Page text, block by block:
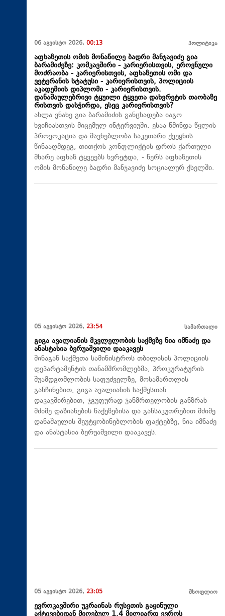
06 აგვისტო 2026, 00:13 პოლიტიკა
აფხაზეთის ომის მონაწილე ბადრი მანჯავიძე გია
ბარამიძეზე: კომკავშირი - კარიერისთვის, ეროვნული
მოძრაობა - კარიერისთვის, აფხაზეთის ომი და
ვეტერანის სტატუსი - კარიერისთვის, პოლიციის
აკადემიის დიპლომი - კარიერისთვის.
დანაშაულებრივი ტყუილი ტყვეთა დახვრეტის თაობაზე
რისთვის დასჭირდა, ესეც კარიერისთვის?
ახლა ვნახე გია ბარამიძის განცხადება იაგო
ხვიჩიასთვის მიცემულ ინტერვიუში. ესაა წმინდა წყლის
პროვოკაცია და მავნებლობა საკუთარი ქვეყნის
წინააღმდეგ, თითქოს კონფლიქტის დროს ქართული
მხარე აფხაზ ტყვეებს ხვრეტდა, - წერს აფხაზეთის
ომის მონაწილე ბადრი მანჯავიძე სოციალურ ქსელში.
05 აგვისტო 2026, 23:54 სამართალი
გიგა ავალიანის მკვლელობის საქმეზე ნია იმნაძე და
ანასტასია ბერუაშვილი დააკავეს
შინაგან საქმეთა სამინისტროს თბილისის პოლიციის
დეპარტამენტის თანამშრომლებმა, პროკურატურის
შუამდგომლობის საფუძველზე, მოსამართლის
განჩინებით, გიგა ავალიანის საქმესთან
დაკავშირებით, ჯგუფურად ჯანმრთელობის განზრახ
მძიმე დაზიანების წაქეზებისა და განსაკუთრებით მძიმე
დანაშაულის შეუტყობინებლობის ფაქტებზე, ნია იმნაძე
და ანასტასია ბერუაშვილი დააკავეს.
05 აგვისტო 2026, 23:05 მსოფლიო
ევროკავშირი უკრაინას რუსეთის გაყინული